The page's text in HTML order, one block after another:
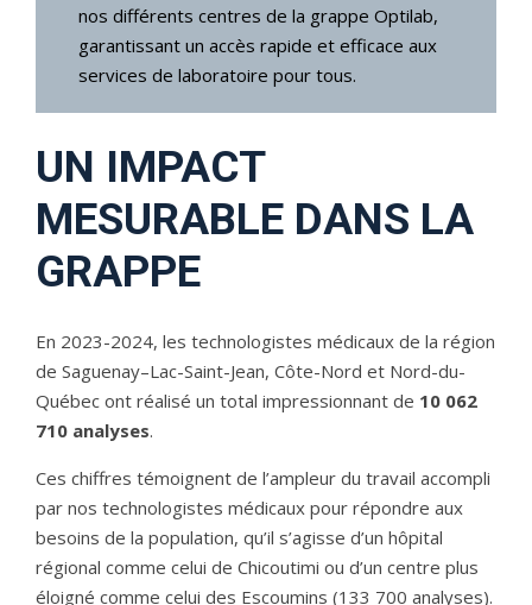
nos différents centres de la grappe Optilab,
garantissant un accès rapide et efficace aux
services de laboratoire pour tous.
UN IMPACT
MESURABLE DANS LA
GRAPPE
En 2023-2024, les technologistes médicaux de la région
de Saguenay–Lac-Saint-Jean, Côte-Nord et Nord-du-
Québec ont réalisé un total impressionnant de 10 062
710 analyses.
Ces chiffres témoignent de l’ampleur du travail accompli
par nos technologistes médicaux pour répondre aux
besoins de la population, qu’il s’agisse d’un hôpital
régional comme celui de Chicoutimi ou d’un centre plus
éloigné comme celui des Escoumins (133 700 analyses).